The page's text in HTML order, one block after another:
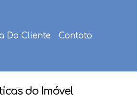
Do Cliente Contato
do Imóvel